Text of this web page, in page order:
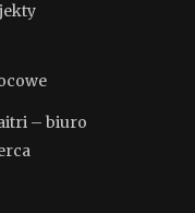
– biuro